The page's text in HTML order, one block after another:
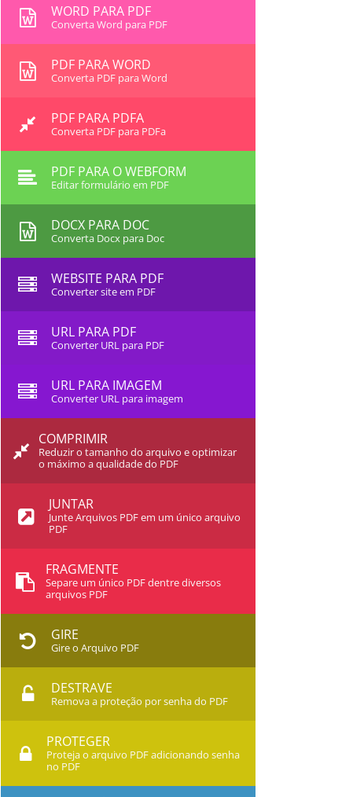
WORD PARA PDF
Converta Word para PDF
PDF PARA WORD
Converta PDF para Word
PDF PARA PDFA
Converta PDF para PDFa
PDF PARA O WEBFORM
Editar formulário em PDF
DOCX PARA DOC
Converta Docx para Doc
WEBSITE PARA PDF
Converter site em PDF
URL PARA PDF
Converter URL para PDF
URL PARA IMAGEM
Converter URL para imagem
COMPRIMIR
Reduzir o tamanho do arquivo e optimizar
o máximo a qualidade do PDF
JUNTAR
Junte Arquivos PDF em um único arquivo
PDF
FRAGMENTE
Separe um único PDF dentre diversos
arquivos PDF
GIRE
Gire o Arquivo PDF
DESTRAVE
Remova a proteção por senha do PDF
PROTEGER
Proteja o arquivo PDF adicionando senha
no PDF